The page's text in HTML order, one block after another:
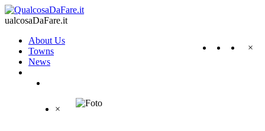
ualcosaDaFare.it
×
About Us
Towns
News
×